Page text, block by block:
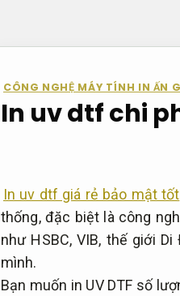
CÔNG NGHỆ MÁY TÍNH IN ẤN
In uv dtf chi
In uv dtf giá rẻ bảo mật tốt
thống, đặc biệt là công
như HSBC, VIB, thế giới
mình.
Bạn muốn in UV DTF số